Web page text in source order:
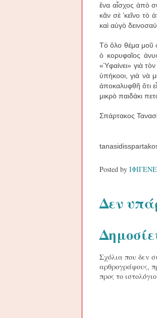
ἕνα αἶσχος ἀπὸ
κἄν σὲ ’κεῖνο τὸ
καὶ αὐγὸ
Τὸ ὅλο θέμα μοῦ
ὁ κορυφαῖος
«Ὑφαίνει» γιὰ
ὑπήκοοι, γιὰ νὰ
ἀποκαλυφθῆ ὅτι
μικρὸ παιδάκι
Σπάρτακος
Posted by
Δεν
Σχόλια που δεν
αρθρογράφους,
προς το